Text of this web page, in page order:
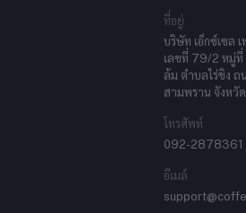
ที่อยู่
บริษัท เอ็กซ์เซล
เลขที่ 79/2 หมู่ที่
ล้ม ตำบลไร่ขิง
สามพราน จังหวั
โทรศัพท์
092-2878361
อีเมล์